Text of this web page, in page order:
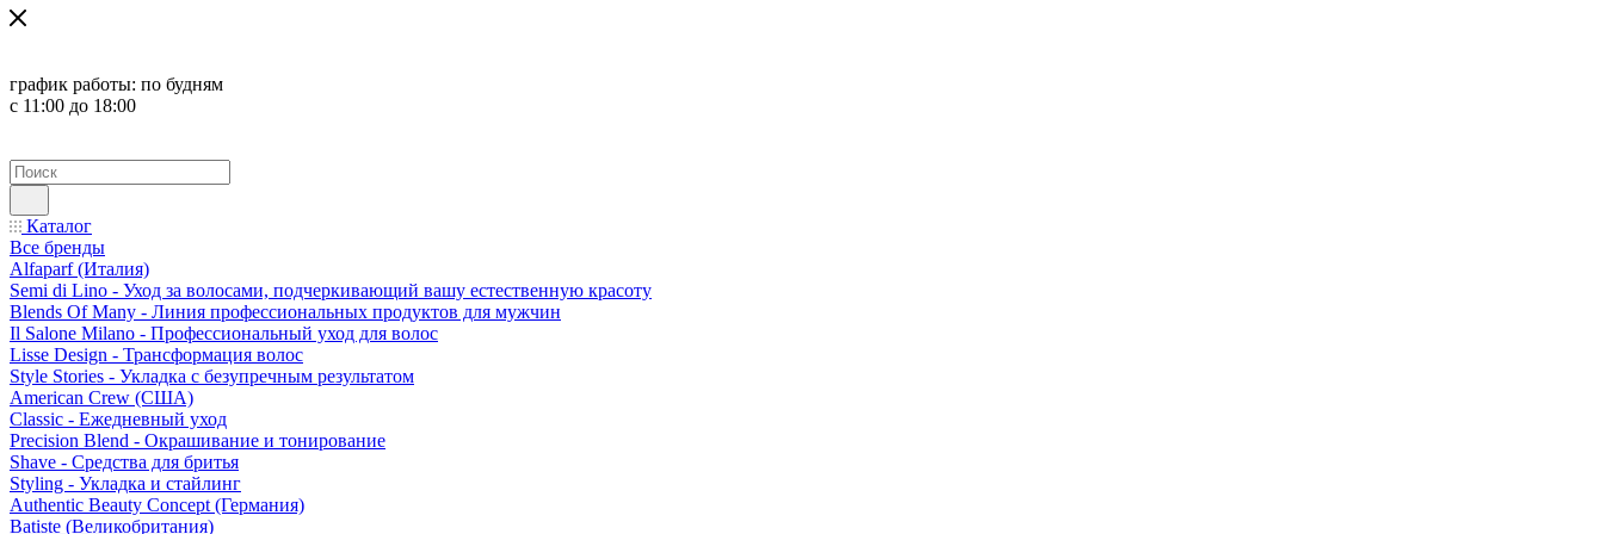
график работы: по будням
с 11:00 до 18:00
Каталог
Все бренды
Alfaparf (Италия)
Semi di Lino - Уход за волосами, подчеркивающий вашу естественную красоту
Blends Of Many - Линия профессиональных продуктов для мужчин
Il Salone Milano - Профессиональный уход для волос
Lisse Design - Трансформация волос
Style Stories - Укладка с безупречным результатом
American Crew (США)
Classic - Ежедневный уход
Precision Blend - Окрашивание и тонирование
Shave - Средства для бритья
Styling - Укладка и стайлинг
Authentic Beauty Concept (Германия)
Batiste (Великобритания)